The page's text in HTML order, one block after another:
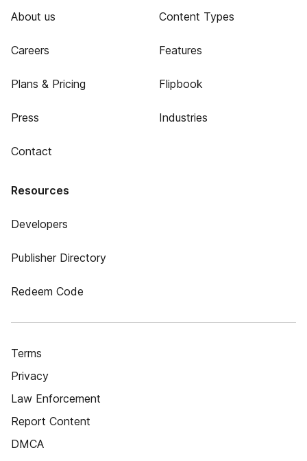
About us
Careers
Plans & Pricing
Press
Contact
Content Types
Features
Flipbook
Industries
Resources
Developers
Publisher Directory
Redeem Code
Terms
Privacy
Law Enforcement
Report Content
DMCA